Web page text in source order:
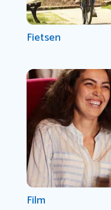
Fietsen
Film